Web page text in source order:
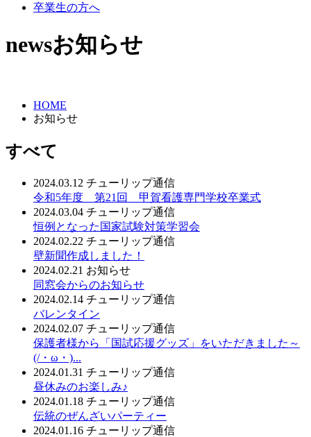
卒業生の方へ
newsお知らせ
HOME
お知らせ
すべて
2024.03.12 チューリップ通信
令和5年度 第21回 甲賀看護専門学校卒業式
2024.03.04 チューリップ通信
恒例となった国家試験対策学習会
2024.02.22 チューリップ通信
壁新聞作成しました！
2024.02.21 お知らせ
同窓会からのお知らせ
2024.02.14 チューリップ通信
バレンタイン
2024.02.07 チューリップ通信
保護者様から「国試応援グッズ」をいただきました～
(/・ω・)...
2024.01.31 チューリップ通信
昼休みのお楽しみ♪
2024.01.18 チューリップ通信
伝統のぜんざいパーティー
2024.01.16 チューリップ通信